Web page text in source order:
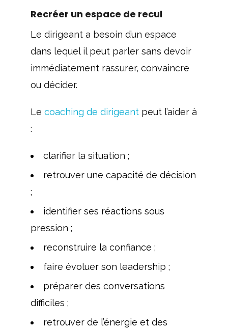
Recréer un espace de recul
Le dirigeant a besoin d’un espace
dans lequel il peut parler sans devoir
immédiatement rassurer, convaincre
ou décider.
Le coaching de dirigeantpeut l’aider à
:
clarifier la situation ;
retrouver une capacité de décision
;
identifier ses réactions sous
pression ;
reconstruire la confiance ;
faire évoluer son leadership ;
préparer des conversations
difficiles ;
retrouver de l’énergie et des